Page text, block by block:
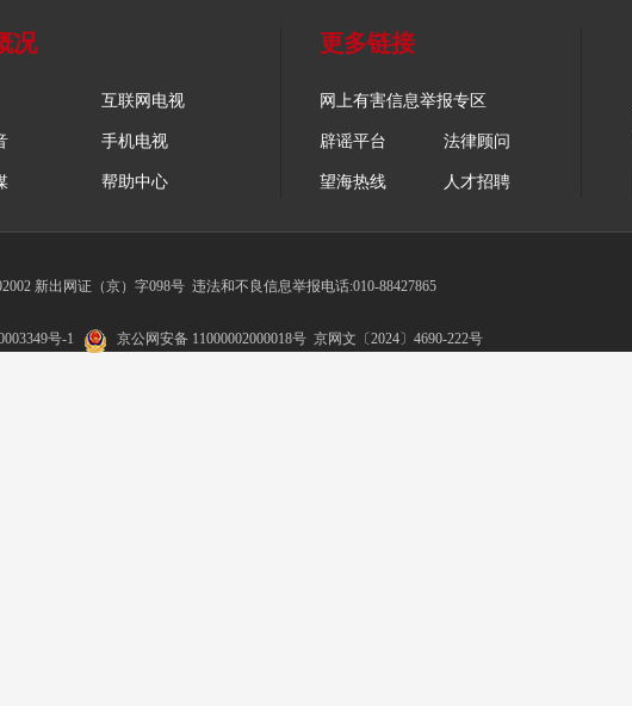
况
互联网电视
手机电视
帮助中心
更多链接
网上有害信息举报专区
辟谣平台 法律顾问
望海热线 人才招聘
新出网证（京）字098号 违法和不良信息举报电话:010-88427865
号-1 京公网安备 11000002000018号 京网文〔2024〕4690-222号